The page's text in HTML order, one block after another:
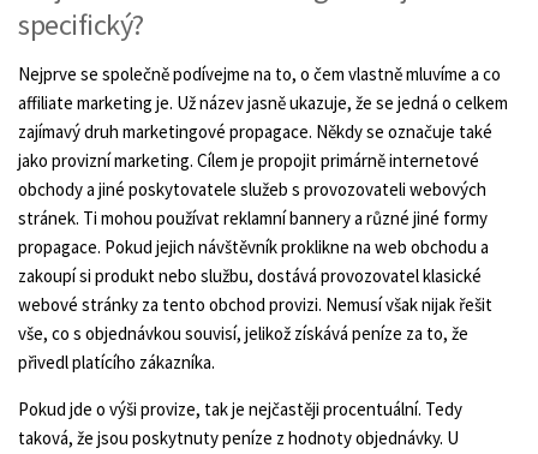
specifický?
Nejprve se společně podívejme na to, o čem vlastně mluvíme a co
affiliate marketing je. Už název jasně ukazuje, že se jedná o celkem
zajímavý druh marketingové propagace. Někdy se označuje také
jako provizní marketing. Cílem je propojit primárně internetové
obchody a jiné poskytovatele služeb s provozovateli webových
stránek. Ti mohou používat reklamní bannery a různé jiné formy
propagace. Pokud jejich návštěvník proklikne na web obchodu a
zakoupí si produkt nebo službu, dostává provozovatel klasické
webové stránky za tento obchod provizi. Nemusí však nijak řešit
vše, co s objednávkou souvisí, jelikož získává peníze za to, že
přivedl platícího zákazníka.
Pokud jde o výši provize, tak je nejčastěji procentuální. Tedy
taková, že jsou poskytnuty peníze z hodnoty objednávky. U